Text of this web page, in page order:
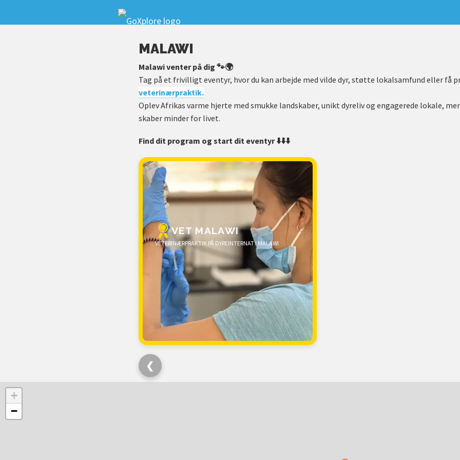
MALAWI
Malawi venter på dig 🐾🌍
Tag på et frivilligt eventyr, hvor du kan arbejde med vilde dyr, støtte lokalsamfund eller få
veterinærpraktik.
Oplev Afrikas varme hjerte med smukke landskaber, unikt dyreliv og engagerede lokale,
skaber minder for livet.
Find dit program og start dit eventyr ⬇️⬇️⬇️
❮
VET MALAWI
VETERINÆRPRAKTIK PÅ DYREINTERNAT I MALAWI
+
−